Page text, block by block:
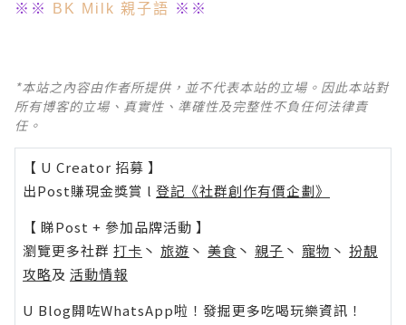
※※
BK Milk 親子語 ※※
*本站之內容由作者所提供，並不代表本站的立場。因此本站對
所有博客的立場、真實性、準確性及完整性不負任何法律責
任。
【 U Creator 招募 】
出Post賺現金獎賞 l 登記《社群創作有價企劃》
【 睇Post + 參加品牌活動 】
瀏覽更多社群 打卡 丶 旅遊 丶 美食 丶 親子 丶 寵物 丶 扮靚
攻略及 活動情報
U Blog開咗WhatsApp啦！發掘更多吃喝玩樂資訊！